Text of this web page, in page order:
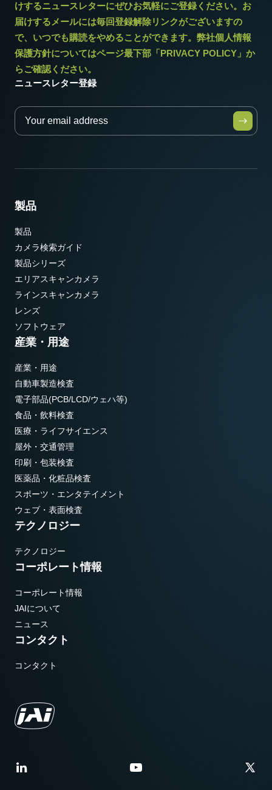
けするニュースレターにぜひお気軽にご登録ください。お
届けするメールには毎回登録解除リンクがございますの
で、いつでも購読をやめることができます。弊社個人情報
保護方針についてはページ最下部「PRIVACY POLICY」か
らご確認ください。
ニュースレター登録
製品
製品
カメラ検索ガイド
製品シリーズ
エリアスキャンカメラ
ラインスキャンカメラ
レンズ
ソフトウェア
産業・用途
産業・用途
自動車製造検査
電子部品(PCB/LCD/ウェハ等)
食品・飲料検査
医療・ライフサイエンス
屋外・交通管理
印刷・包装検査
医薬品・化粧品検査
スポーツ・エンタテイメント
ウェブ・表面検査
テクノロジー
テクノロジー
コーポレート情報
コーポレート情報
JAIについて
ニュース
コンタクト
コンタクト